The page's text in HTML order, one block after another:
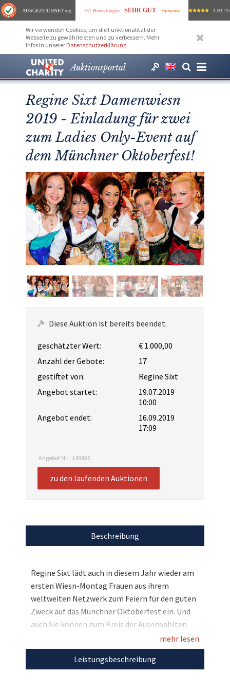
AUSGEZEICHNET.org 751 Bewertungen SEHR GUT Hinweise 4.93 /
Wir verwenden Cookies, um die Funktionalität der
Webseite zu gewährleisten und zu verbessern. Mehr
Infos in unserer Datenschutzerklärung.
Auktionsportal
Regine Sixt Damenwiesn
2019 - Einladung für zwei
zum Ladies Only-Event auf
dem Münchner Oktoberfest!
Diese Auktion ist bereits beendet.
geschätzter Wert:
€ 1.000,00
Anzahl der Gebote:
17
gestiftet von:
Regine Sixt
Angebot startet:
19.07.2019
10:00
Angebot endet:
16.09.2019
17:09
Angebot Nr.: 149486
zu den laufenden Auktionen
Beschreibung
Regine Sixt lädt auch in diesem Jahr wieder am
ersten Wiesn-Montag Frauen aus ihrem
weltweiten Netzwerk zum Feiern für den guten
Zweck auf das Münchner Oktoberfest ein. Und
auch Sie können zum Kreis der Auserwählten
gehören, denn wir versteigern eine Einladung
für zwei Personen. Genießen Sie die äußerst
beliebte Veranstaltung gemeinsam mit Ihrer
mehr lesen
Leistungsbeschreibung